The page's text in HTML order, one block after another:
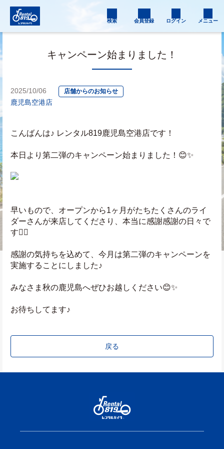
検索 会員登録 ログイン メニュー
キャンペーン始まりました！
2025/10/06 店舗からのお知らせ
鹿児島空港店
こんばんは♪ レンタル819鹿児島空港店です！
本日より第二弾のキャンペーン始まりました！😊✨
早いもので、オープンから1ヶ月がたちたくさんのライ
ダーさんが来店してくださり、本当に感謝感謝の日々で
す🙇‍♀️
感謝の気持ちを込めて、今月は第二弾のキャンペーンを
実施することにしました♪
みなさま秋の鹿児島へぜひお越しください😊✨
お待ちしてます♪
戻る